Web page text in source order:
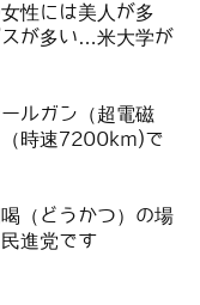
性には美人が多
スが多い…米大学が
ルガン（超電磁
（時速7200km)で
（どうかつ）の場
進党です